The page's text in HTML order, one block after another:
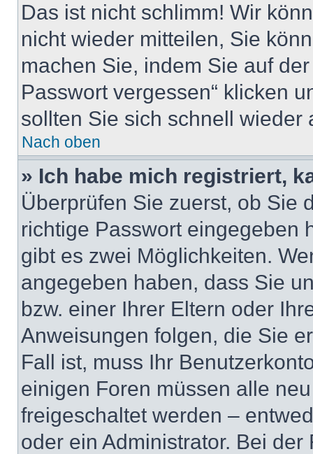
Das ist nicht schlimm! Wir
nicht wieder mitteilen, Sie
machen Sie, indem Sie auf
Passwort vergessen“ klicken
sollten Sie sich schnell wieder
Nach oben
» Ich habe mich registriert,
Überprüfen Sie zuerst, ob Sie
richtige Passwort eingegeben
gibt es zwei Möglichkeiten.
angegeben haben, dass Sie
bzw. einer Ihrer Eltern oder
Anweisungen folgen, die Sie
Fall ist, muss Ihr
einigen Foren müssen alle
freigeschaltet werden –
oder ein Administrator. Bei